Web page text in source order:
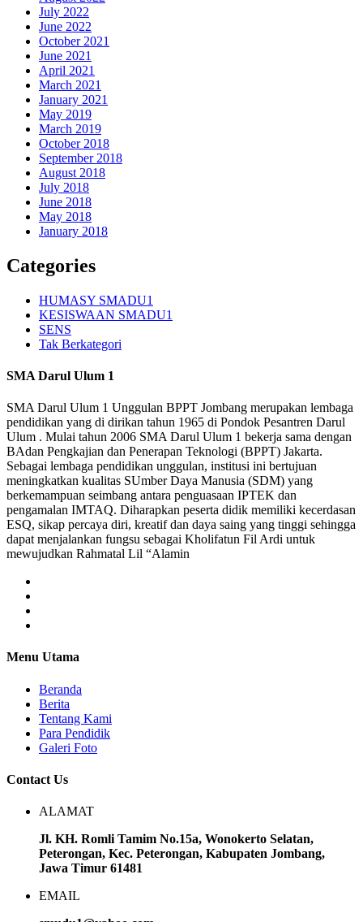
July 2022
June 2022
October 2021
June 2021
April 2021
March 2021
January 2021
May 2019
March 2019
October 2018
September 2018
August 2018
July 2018
June 2018
May 2018
January 2018
Categories
HUMASY SMADU1
KESISWAAN SMADU1
SENS
Tak Berkategori
SMA Darul Ulum 1
SMA Darul Ulum 1 Unggulan BPPT Jombang merupakan lembaga
pendidikan yang di dirikan tahun 1965 di Pondok Pesantren Darul
Ulum . Mulai tahun 2006 SMA Darul Ulum 1 bekerja sama dengan
BAdan Pengkajian dan Penerapan Teknologi (BPPT) Jakarta.
Sebagai lembaga pendidikan unggulan, institusi ini bertujuan
meningkatkan kualitas SUmber Daya Manusia (SDM) yang
berkemampuan seimbang antara penguasaan IPTEK dan
pengamalan IMTAQ. Diharapkan peserta didik memiliki kecerdasan
ESQ, sikap percaya diri, kreatif dan daya saing yang tinggi sehingga
dapat menjalankan fungsu sebagai Kholifatun Fil Ardi untuk
mewujudkan Rahmatal Lil “Alamin
Menu Utama
Beranda
Berita
Tentang Kami
Para Pendidik
Galeri Foto
Contact Us
ALAMAT
Jl. KH. Romli Tamim No.15a, Wonokerto Selatan,
Peterongan, Kec. Peterongan, Kabupaten Jombang,
Jawa Timur 61481
EMAIL